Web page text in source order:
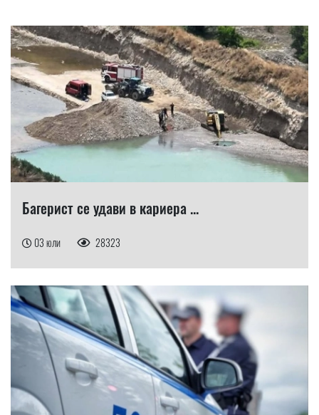
Багерист се удави в кариера ...
03 юли 28323